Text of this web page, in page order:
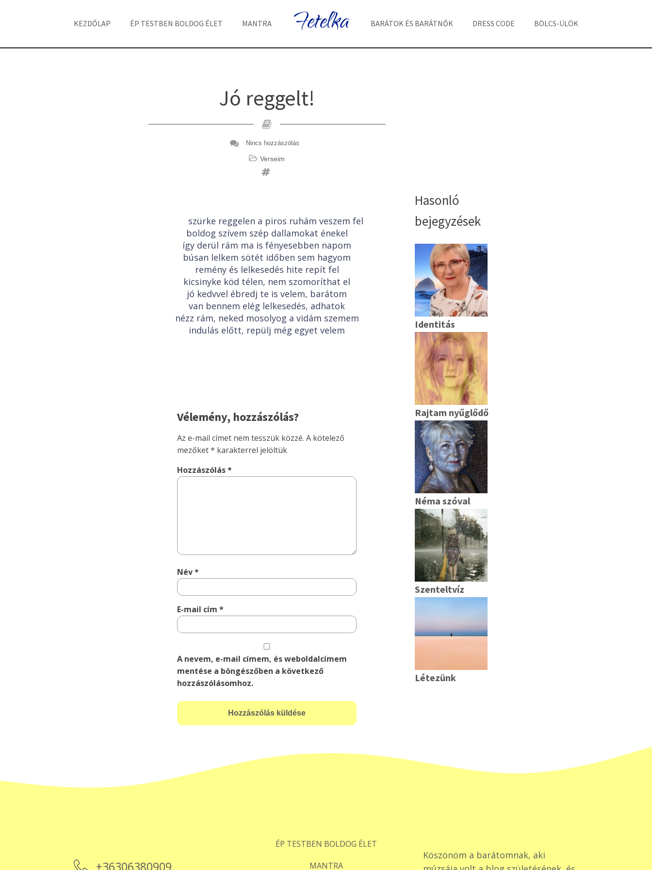
KEZDŐLAP ÉP TESTBEN BOLDOG ÉLET MANTRA Fetelka BARÁTOK ÉS BARÁTNŐK DRESS CODE BÖLCS-ÜLÖK
Jó reggelt!
Nincs hozzászólás
Verseim
szürke reggelen a piros ruhám veszem fel
boldog szívem szép dallamokat énekel
így derül rám ma is fényesebben napom
búsan lelkem sötét időben sem hagyom
remény és lelkesedés hite repít fel
kicsinyke köd télen, nem szomoríthat el
jó kedvvel ébredj te is velem, barátom
van bennem elég lelkesedés, adhatok
nézz rám, neked mosolyog a vidám szemem
indulás előtt, repülj még egyet velem
Vélemény, hozzászólás?
Az e-mail címet nem tesszük közzé. A kötelező
mezőket* karakterrel jelöltük
Hozzászólás*
Név*
E-mail cím *
A nevem, e-mail címem, és weboldalcímem
mentése a böngészőben a következő
hozzászólásomhoz.
Hasonló
bejegyzések
Identitás
Rajtam nyűglődő
Néma szóval
Szenteltvíz
Létezünk
+36306380909
ÉP TESTBEN BOLDOG ÉLET
MANTRA
Köszönöm a barátomnak, aki